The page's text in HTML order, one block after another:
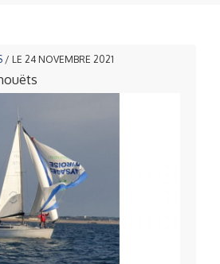
/ LE 24 NOVEMBRE 2021
ts